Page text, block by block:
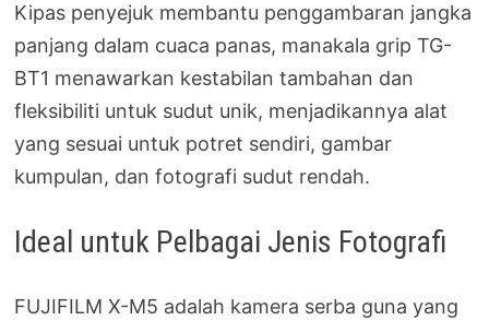
Kipas penyejuk membantu penggambaran jangka
panjang dalam cuaca panas, manakala grip TG-
BT1 menawarkan kestabilan tambahan dan
fleksibiliti untuk sudut unik, menjadikannya alat
yang sesuai untuk potret sendiri, gambar
kumpulan, dan fotografi sudut rendah.
Ideal untuk Pelbagai Jenis Fotografi
FUJIFILM X-M5 adalah kamera serba guna yang